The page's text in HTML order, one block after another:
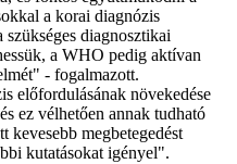
a korai diagnózis
diagnosztikai
a WHO pedig aktívan
- fogalmazott.
előfordulásának növekedése
ez vélhetően annak tudható
kevesebb megbetegedést
kutatásokat igényel".